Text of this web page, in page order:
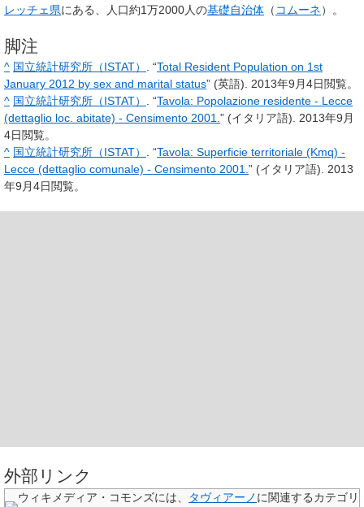
レッチェ県にある、人口約1万2000人の基礎自治体 （ コムーネ）。
脚注
^ 国立統計研究所（ISTAT） . “Total Resident Population on 1st
January 2012 by sex and marital status” (英語). 2013年9月4日閲覧。
^ 国立統計研究所（ISTAT） . “Tavola: Popolazione residente - Lecce
(dettaglio loc. abitate) - Censimento 2001.” (イタリア語). 2013年9月
4日閲覧。
^ 国立統計研究所（ISTAT） . “Tavola: Superficie territoriale (Kmq) -
Lecce (dettaglio comunale) - Censimento 2001.” (イタリア語). 2013
年9月4日閲覧。
外部リンク
ウィキメディア・コモンズには、 タヴィアーノ に関連するカテゴリ